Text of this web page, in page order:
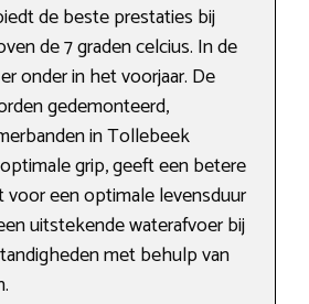
de beste prestaties bij
de 7 graden celcius. In de
onder in het voorjaar. De
gedemonteerd,
in Tollebeek
grip, geeft een betere
voor een optimale levensduur
uitstekende waterafvoer bij
met behulp van